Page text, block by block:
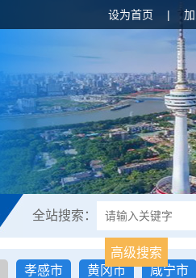
设为首页 |
全站搜索：
高级搜索
孝感市 黄冈市 咸宁市